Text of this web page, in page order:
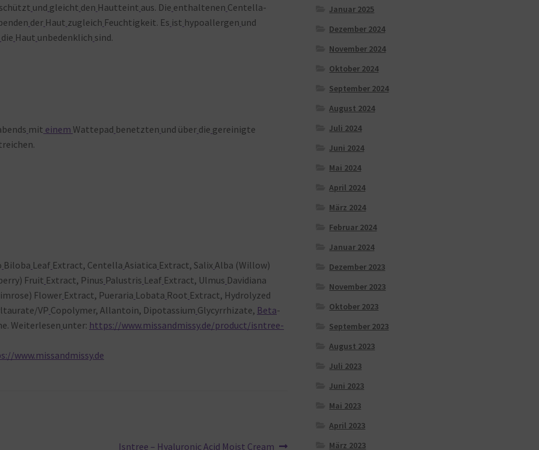
und gleicht den Hautteint aus. Die enthaltenen Centella-
der Haut zugleich Feuchtigkeit. Es ist hypoallergen und
die Haut unbedenklich sind.
mit einem Wattepad benetzten und über die gereinigte
Biloba Leaf Extract, Centella Asiatica Extract, SalixAlba (Willow)
Fruit Extract, Pinus Palustris Leaf Extract, Ulmus Davidiana
Flower Extract, Pueraria Lobata Root Extract, Hydrolyzed
VP Copolymer, Allantoin, Dipotassium Glycyrrhizate, Beta-
Weiterlesen unter: https://www.missandmissy.de/product/isntree-
www.missandmissy.de
Nächster
Isntree – Hyaluronic Acid Moist Cream
Januar 2025
Dezember 2024
November 2024
Oktober 2024
September 2024
August 2024
Juli 2024
Juni 2024
Mai 2024
April 2024
März 2024
Februar 2024
Januar 2024
Dezember 2023
November 2023
Oktober 2023
September 2023
August 2023
Juli 2023
Juni 2023
Mai 2023
April 2023
März 2023